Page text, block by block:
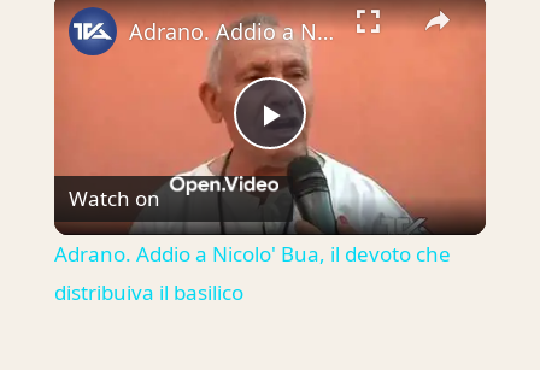
Play
Video
Adrano. Addio a Nicolo' Bua, il devoto che distribuiva il basilico
Watch on
Adrano. Addio a Nicolo' Bua, il devoto che
distribuiva il basilico